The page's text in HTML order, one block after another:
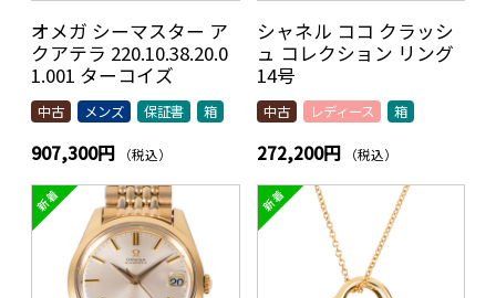
オメガ シーマスター ア
クアテラ 220.10.38.20.0
1.001 ターコイ ズ
中古 メンズ 保証書 箱
907,300円 （税込）
シャネル ココ クラッシ
ュ コレクション リング
14号
中古 レディース 箱
272,200円 （税込）